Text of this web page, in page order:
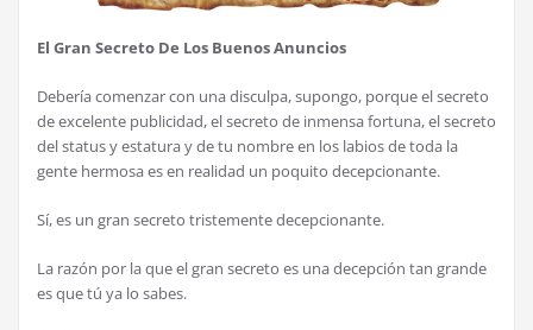
El Gran Secreto De Los Buenos Anuncios
Debería comenzar con una disculpa, supongo, porque el secreto
de excelente publicidad, el secreto de inmensa fortuna, el secreto
del status y estatura y de tu nombre en los labios de toda la
gente hermosa es en realidad un poquito decepcionante.
Sí, es un gran secreto tristemente decepcionante.
La razón por la que el gran secreto es una decepción tan grande
es que tú ya lo sabes.